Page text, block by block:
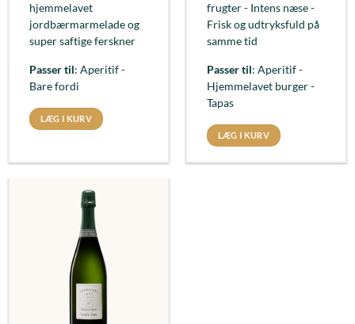
hjemmelavet
jordbærmarmelade og
super saftige ferskner
Passer til: Aperitif -
Bare fordi
LÆG I KURV
frugter - Intens næse -
Frisk og udtryksfuld på
samme tid
Passer til: Aperitif -
Hjemmelavet burger -
Tapas
LÆG I KURV